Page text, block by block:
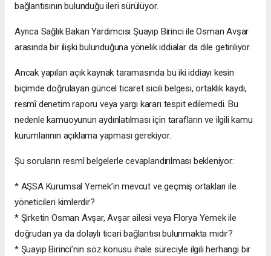
bağlantısının bulunduğu ileri sürülüyor.
Ayrıca Sağlık Bakan Yardımcısı Şuayıp Birinci ile Osman Avşar
arasında bir ilişki bulunduğuna yönelik iddialar da dile getiriliyor.
Ancak yapılan açık kaynak taramasında bu iki iddiayı kesin
biçimde doğrulayan güncel ticaret sicili belgesi, ortaklık kaydı,
resmî denetim raporu veya yargı kararı tespit edilemedi. Bu
nedenle kamuoyunun aydınlatılması için tarafların ve ilgili kamu
kurumlarının açıklama yapması gerekiyor.
Şu soruların resmî belgelerle cevaplandırılması bekleniyor:
* AŞSA Kurumsal Yemek’in mevcut ve geçmiş ortakları ile
yöneticileri kimlerdir?
* Şirketin Osman Avşar, Avşar ailesi veya Florya Yemek ile
doğrudan ya da dolaylı ticari bağlantısı bulunmakta mıdır?
* Şuayıp Birinci’nin söz konusu ihale süreciyle ilgili herhangi bir